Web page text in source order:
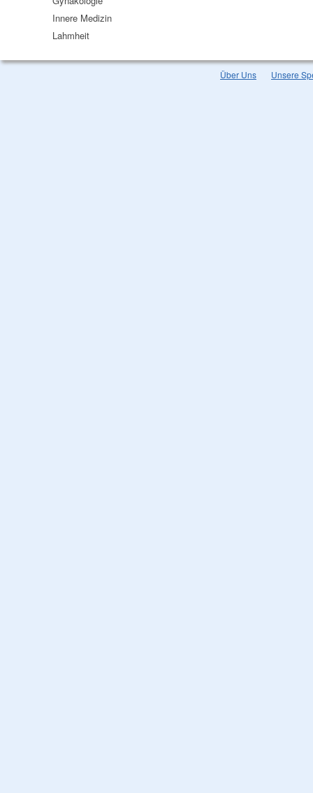
Innere Medizin
Lahmheit
Über Uns Unsere